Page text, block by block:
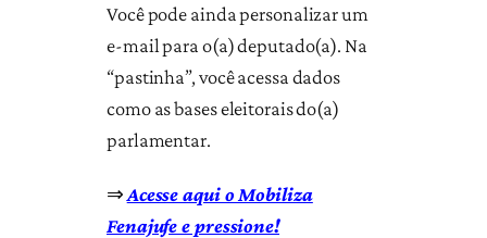
Você pode ainda personalizar um
e-mail para o(a) deputado(a). Na
“pastinha”, você acessa dados
como as bases eleitorais do(a)
parlamentar.
⇒Acesse aqui o Mobiliza
Fenajufe e pressione!